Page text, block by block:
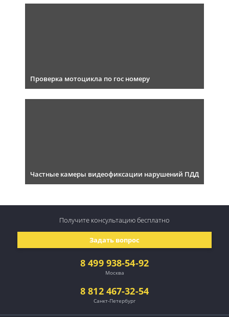
Проверка мотоцикла по гос номеру
Частные камеры видеофиксации нарушений ПДД
8 499 938-54-92
Москва
8 812 467-32-54
Санкт-Петербург
Задать вопрос
Получите консультациюбесплатно